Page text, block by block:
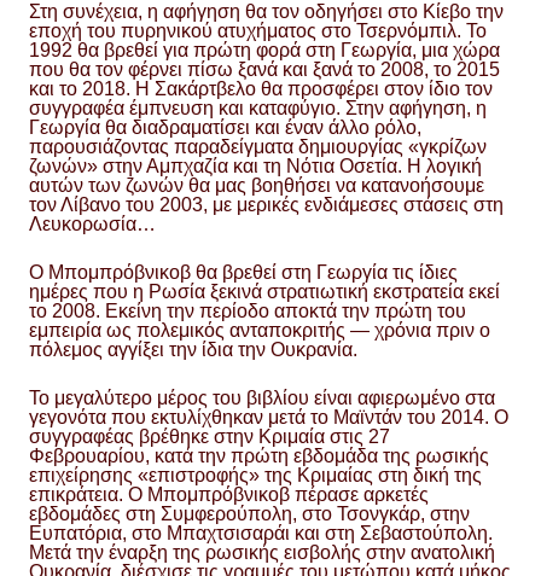
Στη συνέχεια, η αφήγηση θα τον οδηγήσει στο Κίεβο την
εποχή του πυρηνικού ατυχήματος στο Τσερνόμπιλ. Το
1992 θα βρεθεί για πρώτη φορά στη Γεωργία, μια χώρα
που θα τον φέρνει πίσω ξανά και ξανά το 2008, το 2015
και το 2018. Η Σακάρτβελο θα προσφέρει στον ίδιο τον
συγγραφέα έμπνευση και καταφύγιο. Στην αφήγηση, η
Γεωργία θα διαδραματίσει και έναν άλλο ρόλο,
παρουσιάζοντας παραδείγματα δημιουργίας «γκρίζων
ζωνών» στην Αμπχαζία και τη Νότια Οσετία. Η λογική
αυτών των ζωνών θα μας βοηθήσει να κατανοήσουμε
τον Λίβανο του 2003, με μερικές ενδιάμεσες στάσεις στη
Λευκορωσία…
Ο Μπομπρόβνικοβ θα βρεθεί στη Γεωργία τις ίδιες
ημέρες που η Ρωσία ξεκινά στρατιωτική εκστρατεία εκεί
το 2008. Εκείνη την περίοδο αποκτά την πρώτη του
εμπειρία ως πολεμικός ανταποκριτής — χρόνια πριν ο
πόλεμος αγγίξει την ίδια την Ουκρανία.
Το μεγαλύτερο μέρος του βιβλίου είναι αφιερωμένο στα
γεγονότα που εκτυλίχθηκαν μετά το Μαϊντάν του 2014. Ο
συγγραφέας βρέθηκε στην Κριμαία στις 27
Φεβρουαρίου, κατά την πρώτη εβδομάδα της ρωσικής
επιχείρησης «επιστροφής» της Κριμαίας στη δική της
επικράτεια. Ο Μπομπρόβνικοβ πέρασε αρκετές
εβδομάδες στη Συμφερούπολη, στο Τσονγκάρ, στην
Ευπατόρια, στο Μπαχτσισαράι και στη Σεβαστούπολη.
Μετά την έναρξη της ρωσικής εισβολής στην ανατολική